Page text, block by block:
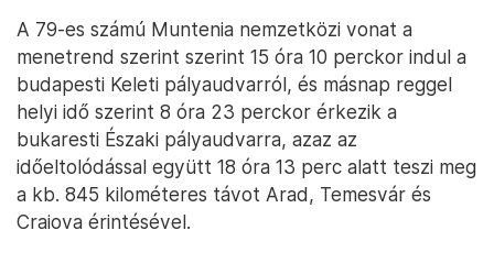
A 79-es számú Muntenia nemzetközi vonat a
menetrend szerint szerint 15 óra 10 perckor indul a
budapesti Keleti pályaudvarról, és másnap reggel
helyi idő szerint 8 óra 23 perckor érkezik a
bukaresti Északi pályaudvarra, azaz az
időeltolódással együtt 18 óra 13 perc alatt teszi meg
a kb. 845 kilométeres távot Arad, Temesvár és
Craiova érintésével.